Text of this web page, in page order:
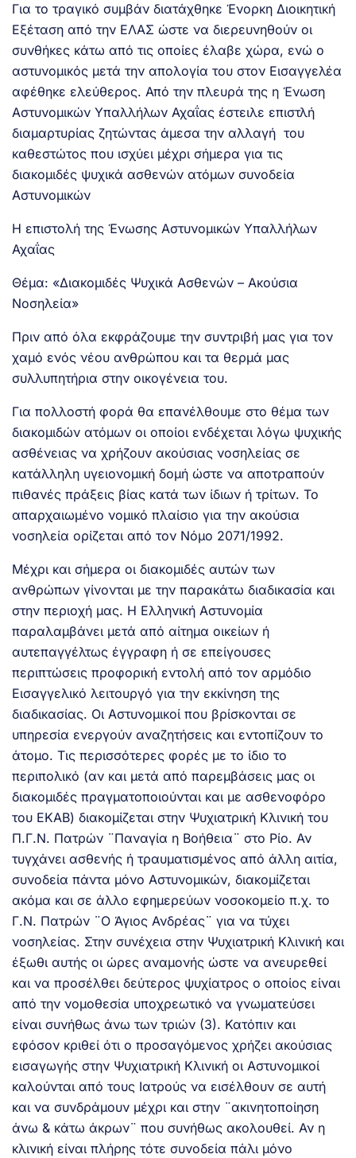
Για το τραγικό συμβάν διατάχθηκε Ένορκη Διοικητική
Εξέταση από την ΕΛΑΣ ώστε να διερευνηθούν οι
συνθήκες κάτω από τις οποίες έλαβε χώρα, ενώ ο
αστυνομικός μετά την απολογία του στον Εισαγγελέα
αφέθηκε ελεύθερος. Από την πλευρά της η Ένωση
Αστυνομικών Υπαλλήλων Αχαΐας έστειλε επιστλή
διαμαρτυρίας ζητώντας άμεσα την αλλαγή του
καθεστώτος που ισχύει μέχρι σήμερα για τις
διακομιδές ψυχικά ασθενών ατόμων συνοδεία
Αστυνομικών
Η επιστολή της Ένωσης Αστυνομικών Υπαλλήλων
Αχαΐας
Θέμα: «Διακομιδές Ψυχικά Ασθενών – Ακούσια
Νοσηλεία»
Πριν από όλα εκφράζουμε την συντριβή μας για τον
χαμό ενός νέου ανθρώπου και τα θερμά μας
συλλυπητήρια στην οικογένεια του.
Για πολλοστή φορά θα επανέλθουμε στο θέμα των
διακομιδών ατόμων οι οποίοι ενδέχεται λόγω ψυχικής
ασθένειας να χρήζουν ακούσιας νοσηλείας σε
κατάλληλη υγειονομική δομή ώστε να αποτραπούν
πιθανές πράξεις βίας κατά των ίδιων ή τρίτων. Το
απαρχαιωμένο νομικό πλαίσιο για την ακούσια
νοσηλεία ορίζεται από τον Νόμο 2071/1992.
Μέχρι και σήμερα οι διακομιδές αυτών των
ανθρώπων γίνονται με την παρακάτω διαδικασία και
στην περιοχή μας. Η Ελληνική Αστυνομία
παραλαμβάνει μετά από αίτημα οικείων ή
αυτεπαγγέλτως έγγραφη ή σε επείγουσες
περιπτώσεις προφορική εντολή από τον αρμόδιο
Εισαγγελικό λειτουργό για την εκκίνηση της
διαδικασίας. Οι Αστυνομικοί που βρίσκονται σε
υπηρεσία ενεργούν αναζητήσεις και εντοπίζουν το
άτομο. Τις περισσότερες φορές με το ίδιο το
περιπολικό (αν και μετά από παρεμβάσεις μας οι
διακομιδές πραγματοποιούνται και με ασθενοφόρο
του ΕΚΑΒ) διακομίζεται στην Ψυχιατρική Κλινική του
Π.Γ.Ν. Πατρών ¨Παναγία η Βοήθεια¨ στο Ρίο. Αν
τυγχάνει ασθενής ή τραυματισμένος από άλλη αιτία,
συνοδεία πάντα μόνο Αστυνομικών, διακομίζεται
ακόμα και σε άλλο εφημερεύων νοσοκομείο π.χ. το
Γ.Ν. Πατρών ¨Ο Άγιος Ανδρέας¨ για να τύχει
νοσηλείας. Στην συνέχεια στην Ψυχιατρική Κλινική και
έξωθι αυτής οι ώρες αναμονής ώστε να ανευρεθεί
και να προσέλθει δεύτερος ψυχίατρος ο οποίος είναι
από την νομοθεσία υποχρεωτικό να γνωματεύσει
είναι συνήθως άνω των τριών (3). Κατόπιν και
εφόσον κριθεί ότι ο προσαγόμενος χρήζει ακούσιας
εισαγωγής στην Ψυχιατρική Κλινική οι Αστυνομικοί
καλούνται από τους Ιατρούς να εισέλθουν σε αυτή
και να συνδράμουν μέχρι και στην ¨ακινητοποίηση
άνω & κάτω άκρων¨ που συνήθως ακολουθεί. Αν η
κλινική είναι πλήρης τότε συνοδεία πάλι μόνο